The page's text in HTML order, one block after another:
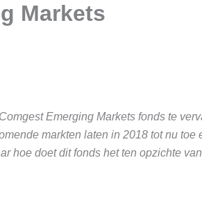
Markets
Emerging Markets fonds te
markten laten in 2018 tot nu toe
hoe doet dit fonds het ten opzichte van